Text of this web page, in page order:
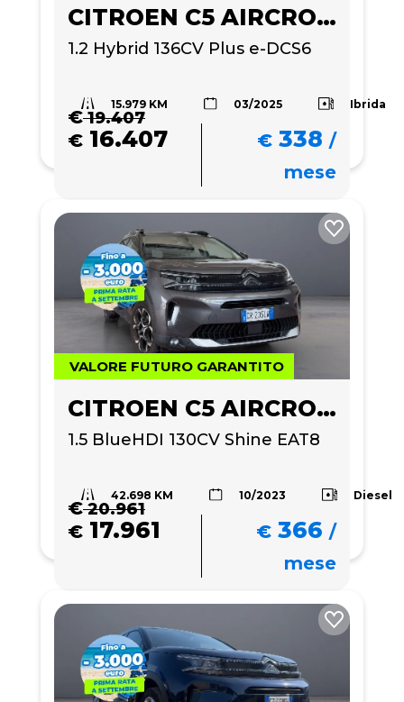
CITROEN C5 AIRCROSS
1.2 Hybrid 136CV Plus e-DCS6
15.979 KM 03/2025 Ibrida
€19.407
€ 16.407 € 338 /
mese
VALORE FUTURO GARANTITO
CITROEN C5 AIRCROSS
1.5 BlueHDI 130CV Shine EAT8
42.698 KM 10/2023 Diesel
€20.961
€ 17.961 € 366 /
mese